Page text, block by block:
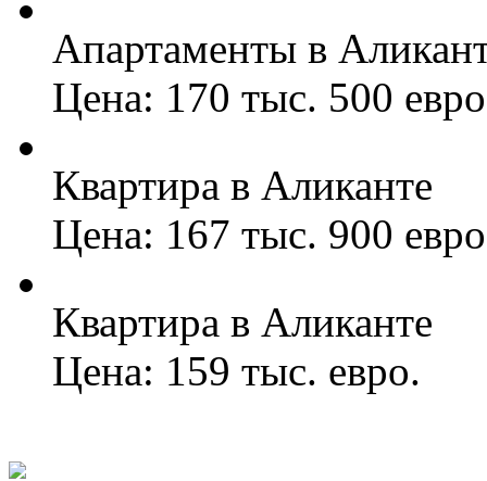
Апартаменты в
Цена: 170 тыс. 500
Квартира в Аликанте
Цена: 167 тыс. 900
Квартира в Аликанте
Цена: 159 тыс. евро.